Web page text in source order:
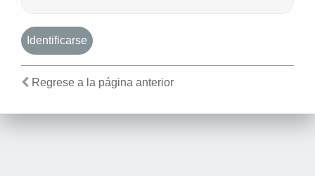
Regrese a la página anterior